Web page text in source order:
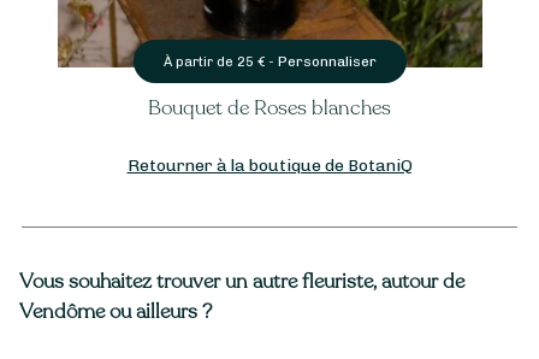
À partir de 25 € - Personnaliser
Bouquet de Roses blanches
Retourner à la boutique de BotaniQ
Vous souhaitez trouver un autre fleuriste, autour de
Vendôme ou ailleurs ?